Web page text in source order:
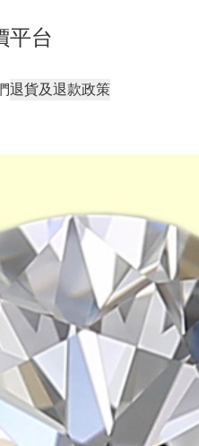
平台
退貨及退款政策